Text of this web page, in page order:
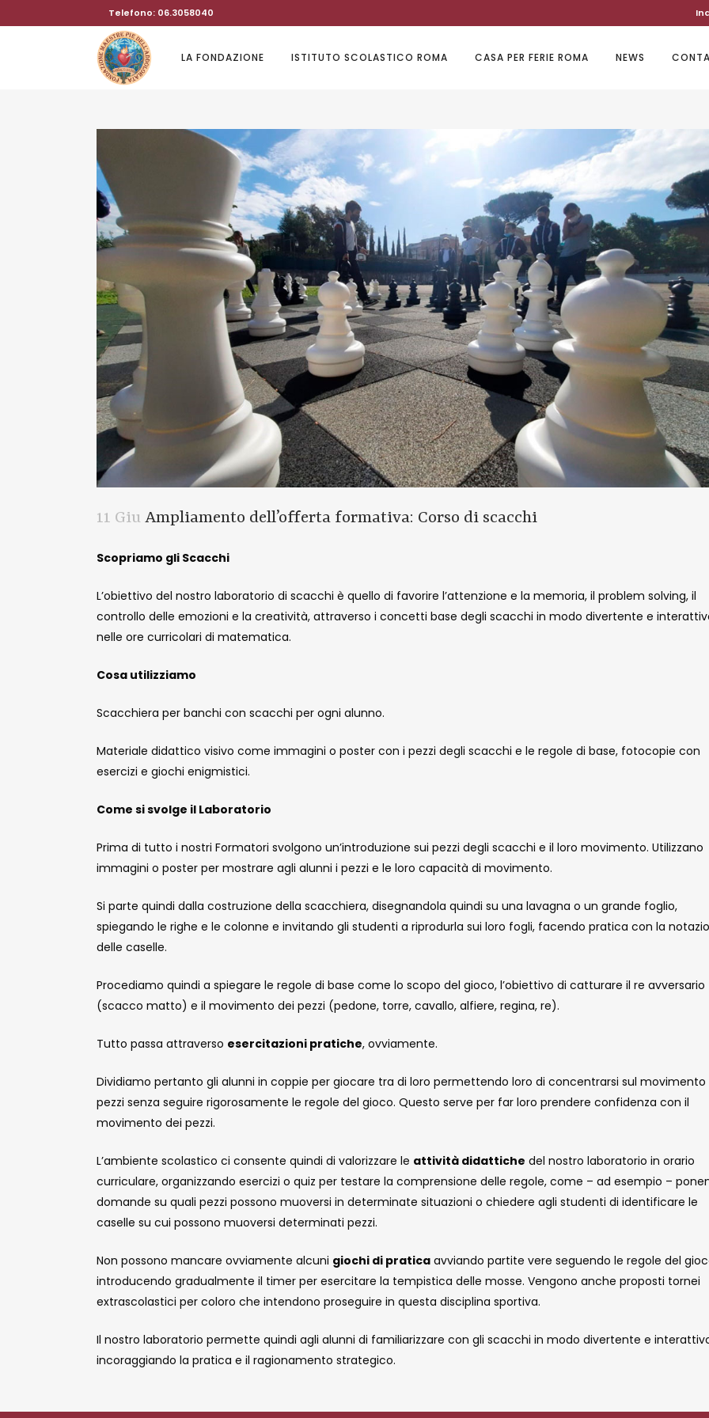
Telefono: 06.3058040
LA FONDAZIONE ISTITUTO SCOLASTICO ROMA CASA PER FERIE ROMA NEWS
11 Giu Ampliamento dell’offerta formativa: Corso di scacchi
Scopriamo gli Scacchi
L’obiettivo del nostro laboratorio di scacchi è quello di favorire l’attenzione e la memoria, il problem solving, il
controllo delle emozioni e la creatività, attraverso i concetti base degli scacchi in modo divertente e
nelle ore curricolari di matematica.
Cosa utilizziamo
Scacchiera per banchi con scacchi per ogni alunno.
Materiale didattico visivo come immagini o poster con i pezzi degli scacchi e le regole di base, fotocopie con
esercizi e giochi enigmistici.
Come si svolge il Laboratorio
Prima di tutto i nostri Formatori svolgono un’introduzione sui pezzi degli scacchi e il loro movimento. Utilizzano
immagini o poster per mostrare agli alunni i pezzi e le loro capacità di movimento.
Si parte quindi dalla costruzione della scacchiera, disegnandola quindi su una lavagna o un grande foglio,
spiegando le righe e le colonne e invitando gli studenti a riprodurla sui loro fogli, facendo pratica con la
delle caselle.
Procediamo quindi a spiegare le regole di base come lo scopo del gioco, l’obiettivo di catturare il re avversario
(scacco matto) e il movimento dei pezzi (pedone, torre, cavallo, alfiere, regina, re).
Tutto passa attraverso esercitazioni pratiche, ovviamente.
Dividiamo pertanto gli alunni in coppie per giocare tra di loro permettendo loro di concentrarsi sul movimento
pezzi senza seguire rigorosamente le regole del gioco. Questo serve per far loro prendere confidenza con il
movimento dei pezzi.
L’ambiente scolastico ci consente quindi di valorizzare le attività didattiche del nostro laboratorio in orario
curriculare, organizzando esercizi o quiz per testare la comprensione delle regole, come – ad esempio –
domande su quali pezzi possono muoversi in determinate situazioni o chiedere agli studenti di identificare le
caselle su cui possono muoversi determinati pezzi.
Non possono mancare ovviamente alcuni giochi di pratica avviando partite vere seguendo le regole del
introducendo gradualmente il timer per esercitare la tempistica delle mosse. Vengono anche proposti tornei
extrascolastici per coloro che intendono proseguire in questa disciplina sportiva.
Il nostro laboratorio permette quindi agli alunni di familiarizzare con gli scacchi in modo divertente e
incoraggiando la pratica e il ragionamento strategico.